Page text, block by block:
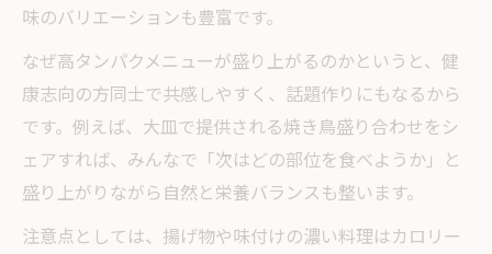
味のバリエーションも豊富です。
なぜ高タンパクメニューが盛り上がるのかというと、健
康志向の方同士で共感しやすく、話題作りにもなるから
です。例えば、大皿で提供される焼き鳥盛り合わせをシ
ェアすれば、みんなで「次はどの部位を食べようか」と
盛り上がりながら自然と栄養バランスも整います。
注意点としては、揚げ物や味付けの濃い料理はカロリー